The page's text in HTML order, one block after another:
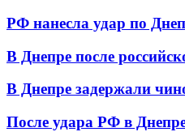
РФ нанесла удар по
В Днепре после
В Днепре задержали
После удара РФ в